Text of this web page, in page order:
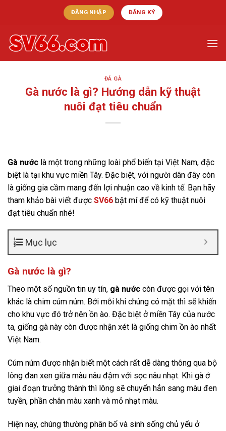
ĐĂNG NHẬP ĐĂNG KÝ
ĐÁ GÀ
Gà nước là gì? Hướng dẫn kỹ thuật
nuôi đạt tiêu chuẩn
Gà nước là một trong những loài phổ biến tại Việt Nam, đặc
biệt là tại khu vực miền Tây. Đặc biệt, với người dân đây còn
là giống gia cầm mang đến lợi nhuận cao về kinh tế. Bạn hãy
tham khảo bài viết được SV66 bật mí để có kỹ thuật nuôi
đạt tiêu chuẩn nhé!
Mục lục
Gà nước là gì?
Theo một số nguồn tin uy tín, gà nước còn được gọi với tên
khác là chim cúm núm. Bởi mỗi khi chúng có mặt thì sẽ khiến
cho khu vực đó trở nên ồn ào. Đặc biệt ở miền Tây của nước
ta, giống gà này còn được nhận xét là giống chim ồn ào nhất
Việt Nam.
Cúm núm được nhận biết một cách rất dễ dàng thông qua bộ
lông đan xen giữa màu nâu đậm với sọc nâu nhạt. Khi gà ở
giai đoạn trưởng thành thì lông sẽ chuyển hẳn sang màu đen
tuyền, phần chân màu xanh và mỏ nhạt màu.
Hiện nay, chúng thường phân bổ và sinh sống chủ yếu ở